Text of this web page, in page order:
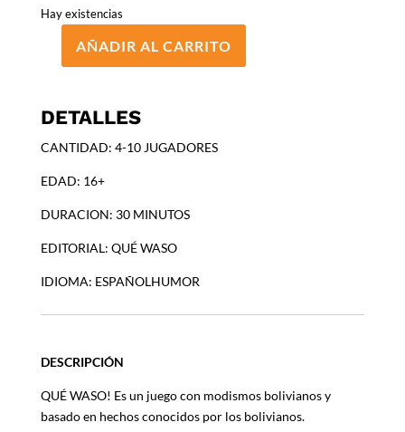
Hay existencias
UN
cantidad
AÑADIR AL CARRITO
DETALLES
CANTIDAD: 4-10 JUGADORES
EDAD: 16+
DURACION: 30 MINUTOS
EDITORIAL: QUÉ WASO
IDIOMA: ESPAÑOLHUMOR
DESCRIPCIÓN
QUÉ WASO! Es un juego con modismos bolivianos y
basado en hechos conocidos por los bolivianos.